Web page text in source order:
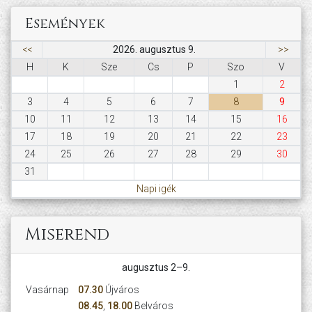
Események
<< 2026. augusztus 9.
>>
H
K Sze Cs P Szo
V
1
2
3
4 5 6 7 8
9
10
11 12 13 14 15
16
17
18 19 20 21 22
23
24
25 26 27 28 29
30
31
Napi igék
Miserend
augusztus 2–9.
Vasárnap
07.30 Újváros
08.45 18.00 Belváros